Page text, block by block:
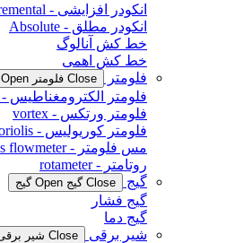
انکودر افزایشی - incremental
انکودر مطلق - Absolute
خط کش آنالوگ
خط کش اهمی
فلومتر
Close فلومتر Open فلومتر
فلومتر الکترومغناطیس - electromagnetic
فلومتر ورتکس - vortex
فلومتر کوریولیس - coriolis
مس فلومتر - mass flowmeter
روتامتر - rotameter
گیج
Close گیج Open گیج
گیج فشار
گیج دما
شیر برقی
Close شیر برقی